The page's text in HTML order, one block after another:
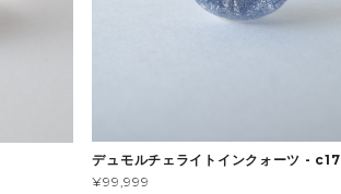
デュモルチェライトインクォーツ - c17
¥99,999